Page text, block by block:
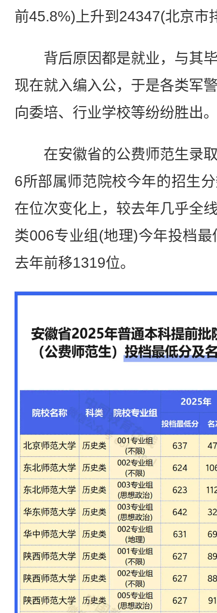
前45.8%)上升到24347(北京
背后原因都是就业，与其毕
现在就入编入公，于是各类军
向委培、行业学校等纷纷胜出
在安徽省的公费师范生录取
6所部属师范院校今年的招生
在位次变化上，较去年几乎全
类006专业组(地理)今年投档
去年前移1319位。